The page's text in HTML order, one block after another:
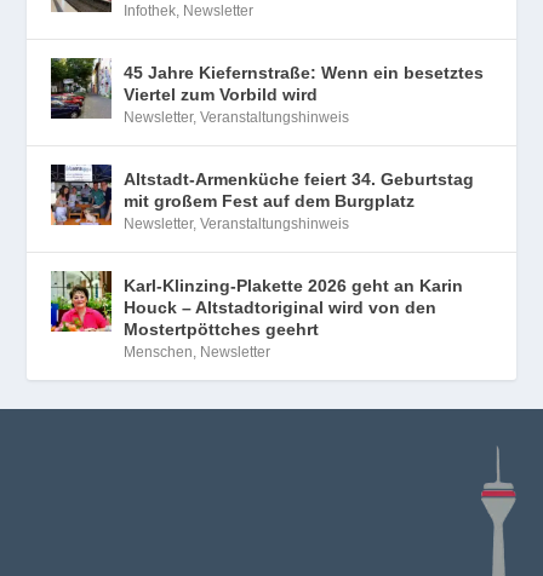
Infothek, Newsletter
45 Jahre Kiefernstraße: Wenn ein besetztes
Viertel zum Vorbild wird
Newsletter,Veranstaltungshinweis
Altstadt-Armenküche feiert 34. Geburtstag
mit großem Fest auf dem Burgplatz
Newsletter,Veranstaltungshinweis
Karl-Klinzing-Plakette 2026 geht an Karin
Houck – Altstadtoriginal wird von den
Mostertpöttches geehrt
Menschen, Newsletter